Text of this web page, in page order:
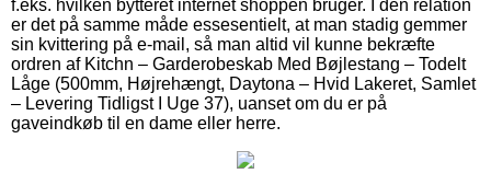
f.eks. hvilken bytteret internet shoppen bruger. I den relation
er det på samme måde essesentielt, at man stadig gemmer
sin kvittering på e-mail, så man altid vil kunne bekræfte
ordren af Kitchn – Garderobeskab Med Bøjlestang – Todelt
Låge (500mm, Højrehængt, Daytona – Hvid Lakeret, Samlet
– Levering Tidligst I Uge 37), uanset om du er på
gaveindkøb til en dame eller herre.